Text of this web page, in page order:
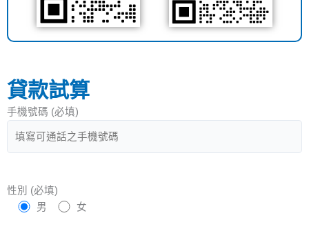
貸款試算
手機號碼 (必填)
性別 (必填)
男
女